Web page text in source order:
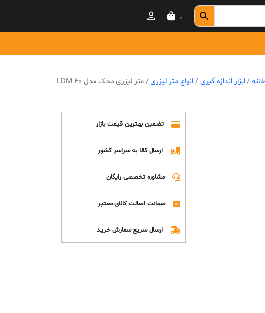
0
خانه /ابزار اندازه گیری /انواع متر لیزری / متر لیزری محک مدل LDM-40
تضمین بهترین قیمت بازار
ارسال کالا به سراسر کشور
مشاوره تخصصی رایگان
ضمانت اصالت کالای معتبر
ارسال سریع سفارش خرید